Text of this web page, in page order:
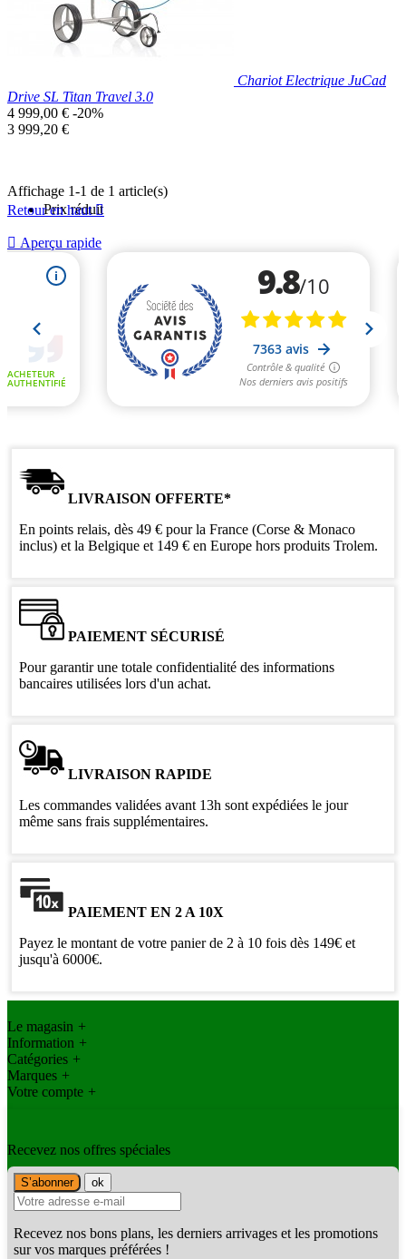
Chariot Electrique JuCad
Drive SL Titan Travel 3.0
Prix
de
4 999,00 € -20%
Prix
3 999,20 €
Prix réduit
 Aperçu rapide
Affichage 1-1 de 1 article(s)
Retour en haut
LIVRAISON OFFERTE*
En points relais, dès 49 € pour la France (Corse & Monaco
inclus) et la Belgique et 149 € en Europe hors produits Trolem.
PAIEMENT SÉCURISÉ
Pour garantir une totale confidentialité des informations
bancaires utilisées lors d'un achat.
LIVRAISON RAPIDE
Les commandes validées avant 13h sont expédiées le jour
même sans frais supplémentaires.
PAIEMENT EN 2 A 10X
Payez le montant de votre panier de 2 à 10 fois dès 149€ et
jusqu'à 6000€.
Le magasin +
Information +
Catégories +
Marques +
Votre compte +
Recevez nos offres spéciales
Recevez nos bons plans, les derniers arrivages et les promotions
sur vos marques préférées !